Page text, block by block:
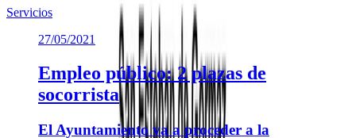
Servicios
27/05/2021
Empleo público: 2 plazas de
socorrista
El Ayuntamiento va a proceder a la